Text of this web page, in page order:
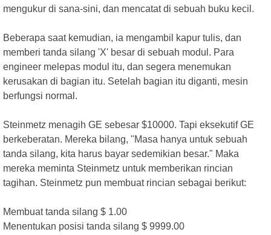
mengukur di sana-sini, dan mencatat di sebuah buku kecil.
Beberapa saat kemudian, ia mengambil kapur tulis, dan
memberi tanda silang 'X' besar di sebuah modul. Para
engineer melepas modul itu, dan segera menemukan
kerusakan di bagian itu. Setelah bagian itu diganti, mesin
berfungsi normal.
Steinmetz menagih GE sebesar $10000. Tapi eksekutif GE
berkeberatan. Mereka bilang, "Masa hanya untuk sebuah
tanda silang, kita harus bayar sedemikian besar." Maka
mereka meminta Steinmetz untuk memberikan rincian
tagihan. Steinmetz pun membuat rincian sebagai berikut:
Membuat tanda silang $ 1.00
Menentukan posisi tanda silang $ 9999.00